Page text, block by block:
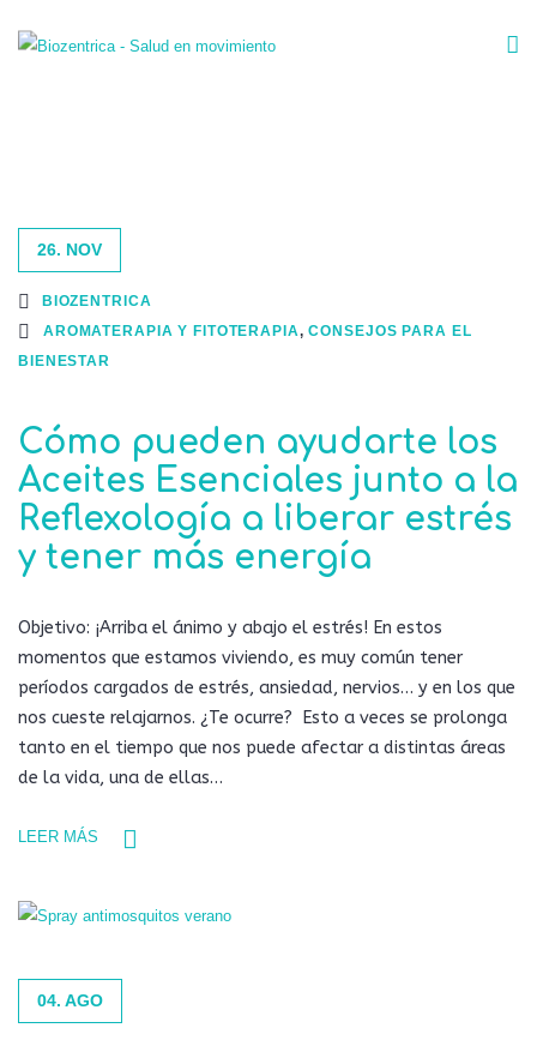
26. NOV
BIOZENTRICA
AROMATERAPIA Y FITOTERAPIA,CONSEJOS PARA EL
BIENESTAR
Cómo pueden ayudarte los
Aceites Esenciales junto a la
Reflexología a liberar estrés
y tener más energía
Objetivo: ¡Arriba el ánimo y abajo el estrés! En estos
momentos que estamos viviendo, es muy común tener
períodos cargados de estrés, ansiedad, nervios… y en los que
nos cueste relajarnos. ¿Te ocurre? Esto a veces se prolonga
tanto en el tiempo que nos puede afectar a distintas áreas
de la vida, una de ellas…
LEER MÁS
04. AGO